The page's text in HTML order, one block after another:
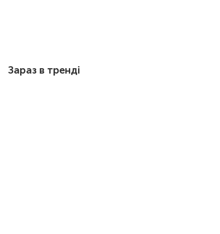
Зараз в тренді